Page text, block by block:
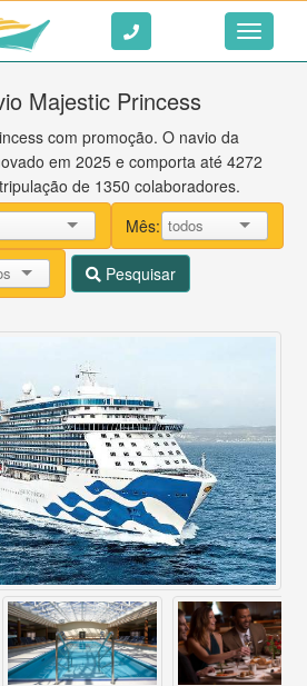
Ir ao conteúdo
Toggle
Majestic Princess
com promoção. O navio da
em 2025 e comporta até 4272
de 1350 colaboradores.
Mês:
Pesquisar